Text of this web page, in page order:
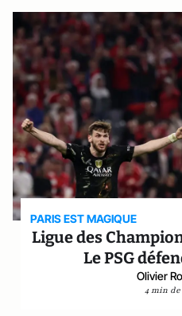
PARIS EST MAGIQUE
Ligue des
Le PSG
Olivier
4 min